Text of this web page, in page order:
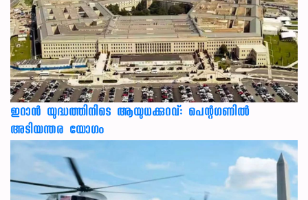
ഇറാന്‍ യുദ്ധത്തിനിടെ ആയുധക്കുറവ്: പെന്റഗണില്‍
അടിയന്തര യോഗം